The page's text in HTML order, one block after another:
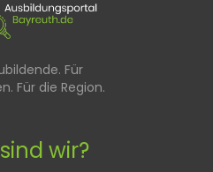
Für
Für die Region.
wir?